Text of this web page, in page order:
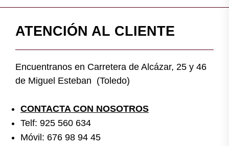
ATENCIÓN AL CLIENTE
Encuentranos en Carretera de Alcázar, 25 y 46
de Miguel Esteban (Toledo)
CONTACTA CON NOSOTROS
Telf: 925 560 634
Móvil: 676 98 94 45